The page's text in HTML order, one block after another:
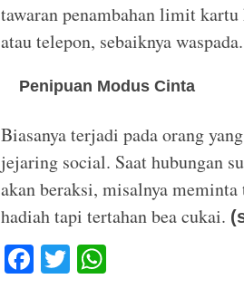
tawaran penambahan limit
atau telepon, sebaiknya
Penipuan Modus Cinta
Biasanya terjadi pada orang
jejaring social. Saat hubungan
akan beraksi, misalnya
hadiah tapi tertahan bea cukai.
F
T